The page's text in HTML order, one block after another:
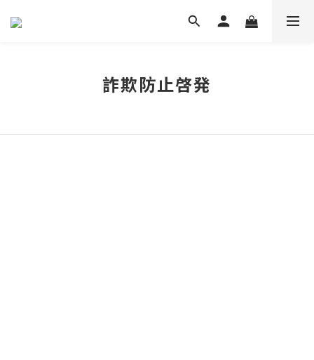
詐欺防止啓発